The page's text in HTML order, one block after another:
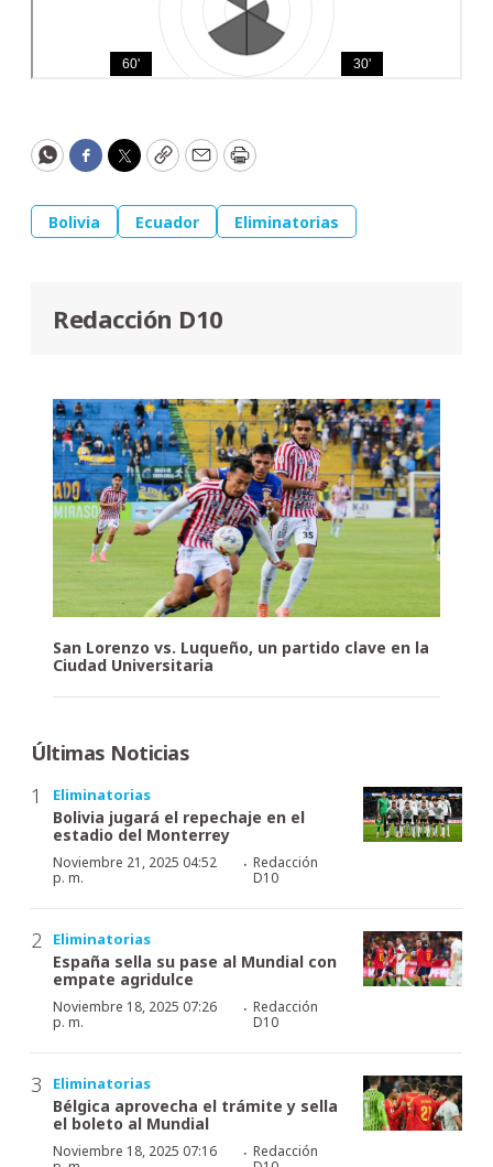
WhatsApp
Facebook
Twitter
CopyEmailPrint
Bolivia Ecuador Eliminatorias
Redacción D10
San Lorenzo vs. Luqueño, un partido clave en la
Ciudad Universitaria
Últimas Noticias
Eliminatorias
Bolivia jugará el repechaje en el
estadio del Monterrey
Noviembre 21, 2025 04:52
p. m.
·Redacción
D10
Eliminatorias
España sella su pase al Mundial con
empate agridulce
Noviembre 18, 2025 07:26
p. m.
·Redacción
D10
Eliminatorias
Bélgica aprovecha el trámite y sella
el boleto al Mundial
Noviembre 18, 2025 07:16
·Redacción